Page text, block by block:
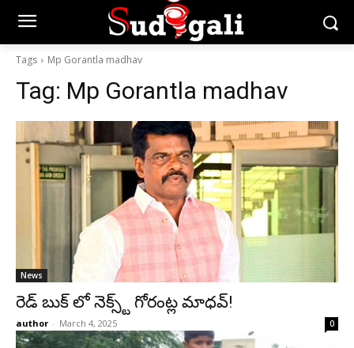
Tags Mp Gorantla madhav
Tag: Mp Gorantla madhav
News
రెడ్ బుక్ లో నెక్స్ట్ గోరంట్ల మాధవ్!
author - March 4, 2025 0